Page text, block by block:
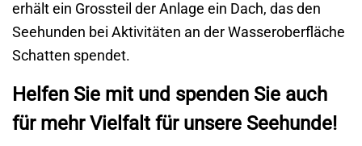
erhält ein Grossteil der Anlage ein Dach, das den
Seehunden bei Aktivitäten an der Wasseroberfläche
Schatten spendet.
Helfen Sie mit und spenden Sie auch
für mehr Vielfalt für unsere Seehunde!